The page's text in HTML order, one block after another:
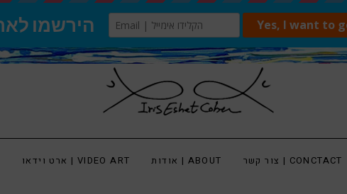
ארט וידאו | VIDEO ART אודות | ABOUT צור קשר | CONCTACT